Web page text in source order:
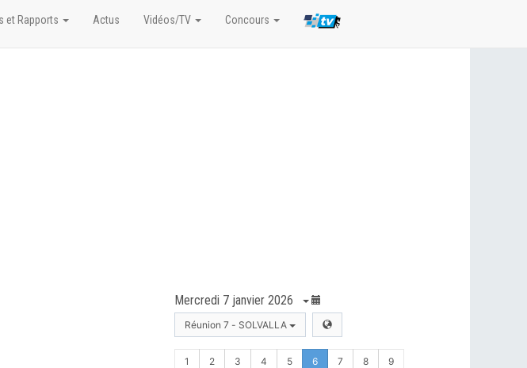
Mercredi 7 janvier 2026
Réunion 7 - SOLVALLA
1 2 3 4 5 6 7 8 9
et Rapports Actus Vidéos/TV Concours